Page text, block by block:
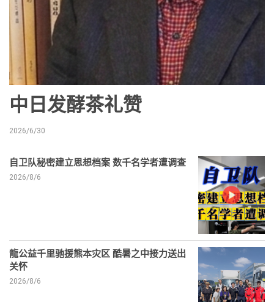
中日发酵茶礼赞
2026/6/30
自卫队秘密建立思想档案 数千名学者遭调查
2026/8/6
龍公益千里驰援熊本灾区 酷暑之中接力送出
关怀
2026/8/6